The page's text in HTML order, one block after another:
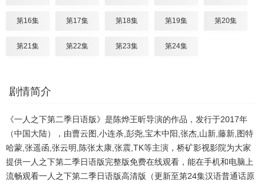
第16集 第17集 第18集 第19集 第20集
第21集 第22集 第23集 第24集
剧情简介
《一人之下第二季日语版》是陈烨王昕导演的作品，发行于2017年
（中国大陆），由曹云图,小连杀,彭尧,宝木中阳,张杰,山新,藤新,图特
哈蒙,张遥函,张云明,陈张太康,张震,TK等主演，桥矿影视影院为大家
提供一人之下第二季日语版完整版免费在线观看，能在手机和电脑上
流畅观看一人之下第二季日语版高清版（更新至第24集汉语普通话原